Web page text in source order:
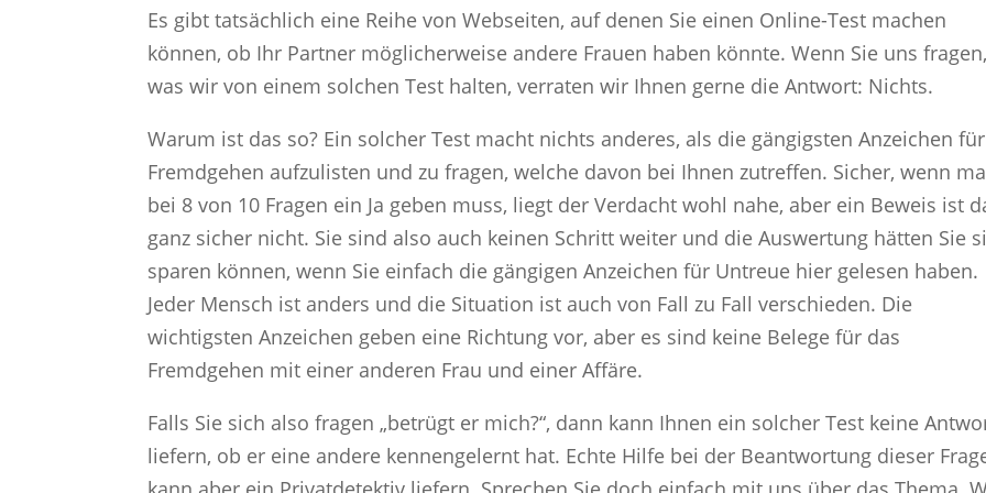
Es gibt tatsächlich eine Reihe von Webseiten, auf denen Sie einen Online-Test machen
können, ob Ihr Partner möglicherweise andere Frauen haben könnte. Wenn Sie uns fragen,
was wir von einem solchen Test halten, verraten wir Ihnen gerne die Antwort: Nichts.
Warum ist das so? Ein solcher Test macht nichts anderes, als die gängigsten Anzeichen für
Fremdgehen aufzulisten und zu fragen, welche davon bei Ihnen zutreffen. Sicher, wenn
bei 8 von 10 Fragen ein Ja geben muss, liegt der Verdacht wohl nahe, aber ein Beweis ist
ganz sicher nicht. Sie sind also auch keinen Schritt weiter und die Auswertung hätten Sie
sparen können, wenn Sie einfach die gängigen Anzeichen für Untreue hier gelesen haben.
Jeder Mensch ist anders und die Situation ist auch von Fall zu Fall verschieden. Die
wichtigsten Anzeichen geben eine Richtung vor, aber es sind keine Belege für das
Fremdgehen mit einer anderen Frau und einer Affäre.
Falls Sie sich also fragen „betrügt er mich?“, dann kann Ihnen ein solcher Test keine
liefern, ob er eine andere kennengelernt hat. Echte Hilfe bei der Beantwortung dieser